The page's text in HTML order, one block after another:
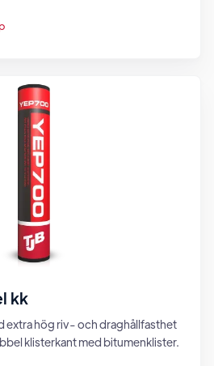
kk
extra hög riv- och draghållfasthet
klisterkant med bitumenklister.